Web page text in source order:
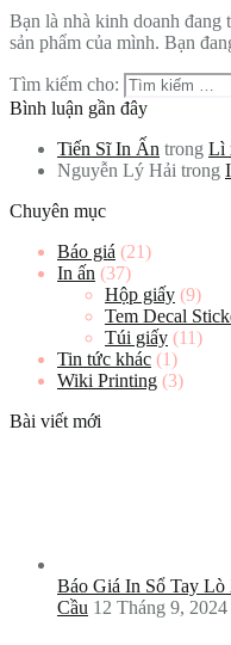
Bạn là nhà kinh doanh đang
sản phẩm của mình. Bạn
Tìm kiếm cho:
Bình luận gần đây
Tiến Sĩ In Ấn trong Lì
Nguyễn Lý Hải trong
Chuyên mục
Báo giá (21)
In ấn (37)
Hộp giấy (9)
Tem Decal
Túi giấy (11)
Tin tức khác (1)
Wiki Printing (3)
Bài viết mới
Báo Giá In Sổ Tay
Cầu 12 Tháng 9, 2024